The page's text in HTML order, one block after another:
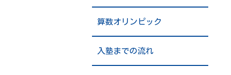
算数オリンピック
入塾までの流れ